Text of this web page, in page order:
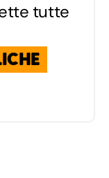
tutte